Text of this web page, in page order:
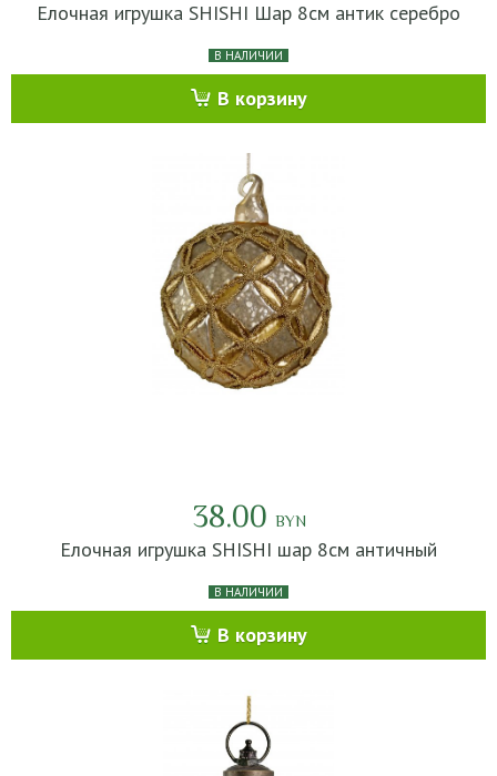
Елочная игрушка SHISHI Шар 8см антик серебро
В НАЛИЧИИ
В корзину
38.00 BYN
Елочная игрушка SHISHI шар 8см античный
В НАЛИЧИИ
В корзину